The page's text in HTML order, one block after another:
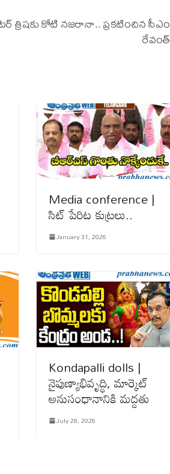
త్రిషకు కోటి నజరానా.. ప్రకటించిన సీఎం
రేవంత్​
Media conference |
సిట్ పేరిట కుట్రలు..
January 31, 2026
Kondapalli dolls |
నైపుణ్యాభివృద్ధి, మార్కెట్
అనుసంధానానికి మద్దతు
July 28, 2026